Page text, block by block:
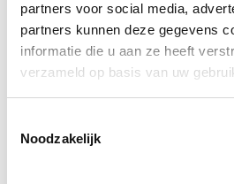
partners voor social media,
partners kunnen deze gegevens
informatie die u aan ze heeft
verzameld op basis van uw
Noodzakelijk
Tril